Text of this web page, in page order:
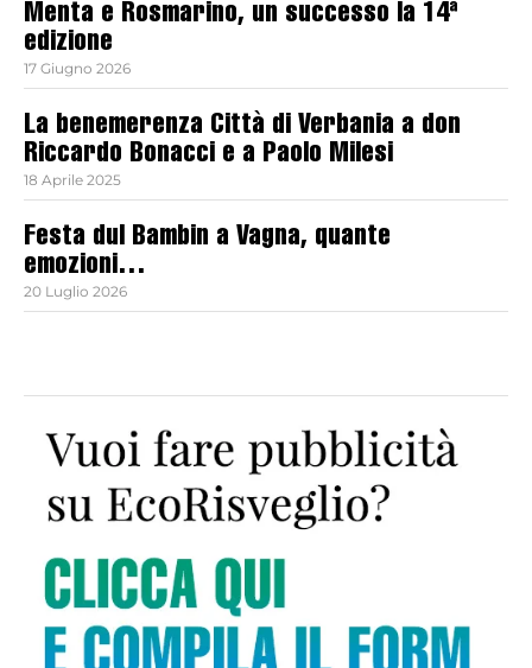
Menta e Rosmarino, un successo la 14ª
edizione
17 Giugno 2026
La benemerenza Città di Verbania a don
Riccardo Bonacci e a Paolo Milesi
18 Aprile 2025
Festa dul Bambin a Vagna, quante
emozioni…
20 Luglio 2026